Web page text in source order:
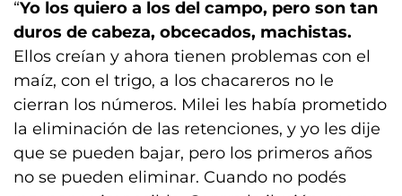
“Yo los quiero a los del campo, pero son tan
duros de cabeza, obcecados, machistas.
Ellos creían y ahora tienen problemas con el
maíz, con el trigo, a los chacareros no le
cierran los números. Milei les había prometido
la eliminación de las retenciones, y yo les dije
que se pueden bajar, pero los primeros años
no se pueden eliminar. Cuando no podés